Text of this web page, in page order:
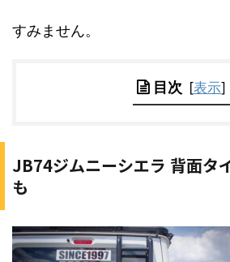
すみません。
目次 [表示]
JB74ジムニーシエラ 背面タ
も